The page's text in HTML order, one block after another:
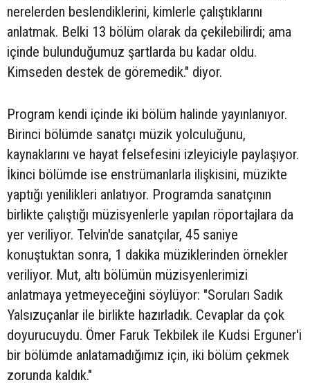
nerelerden beslendiklerini, kimlerle çalıştıklarını
anlatmak. Belki 13 bölüm olarak da çekilebilirdi; ama
içinde bulunduğumuz şartlarda bu kadar oldu.
Kimseden destek de göremedik." diyor.
Program kendi içinde iki bölüm halinde yayınlanıyor.
Birinci bölümde sanatçı müzik yolculuğunu,
kaynaklarını ve hayat felsefesini izleyiciyle paylaşıyor.
İkinci bölümde ise enstrümanlarla ilişkisini, müzikte
yaptığı yenilikleri anlatıyor. Programda sanatçının
birlikte çalıştığı müzisyenlerle yapılan röportajlara da
yer veriliyor. Telvin'de sanatçılar, 45 saniye
konuştuktan sonra, 1 dakika müziklerinden örnekler
veriliyor. Mut, altı bölümün müzisyenlerimizi
anlatmaya yetmeyeceğini söylüyor: "Soruları Sadık
Yalsızuçanlar ile birlikte hazırladık. Cevaplar da çok
doyurucuydu. Ömer Faruk Tekbilek ile Kudsi Erguner'i
bir bölümde anlatamadığımız için, iki bölüm çekmek
zorunda kaldık."